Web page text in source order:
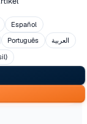
Artikel
Deutsch
(Brasil)